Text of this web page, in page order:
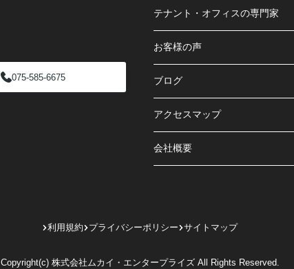
075-585-6675
テナント・オフィスの専門家
お客様の声
ブログ
アクセスマップ
会社概要
利用規約 プライバシーポリシー サイトマップ
Copyright(c) 株式会社ムカイ・エンタープライズ All Rights Reserved.